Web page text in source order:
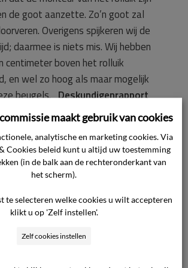
de goot aanzette. Zo’n goot zal
Overigens spijkeren wij de
daarmee is niets mis. Wij hebben
centimeter boven het rolluik
en wel zo hoog als maar mogelijk
beugels.Deskundigenrapport
ingeschakelde
heeft blijkens zijn rapport,
van belang, het volgende
Doordat andere gootbeugels zijn
voorheen hangt de goot iets lager
waardoor de
en de rolluikkap,
maakt gebruik van cookies
analytische en marketing cookies. Via
Cookies beleid kunt u altijd uw toestemming
(in de balk aan de rechteronderkant van
het scherm).
te selecteren welke cookies u wilt accepteren
klikt u op 'Zelf instellen'.
Zelf cookies instellen